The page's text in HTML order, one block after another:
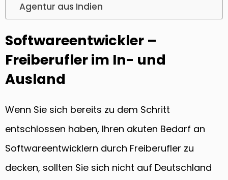
Agentur aus Indien
Softwareentwickler –
Freiberufler im In- und
Ausland
Wenn Sie sich bereits zu dem Schritt
entschlossen haben, Ihren akuten Bedarf an
Softwareentwicklern durch Freiberufler zu
decken, sollten Sie sich nicht auf Deutschland